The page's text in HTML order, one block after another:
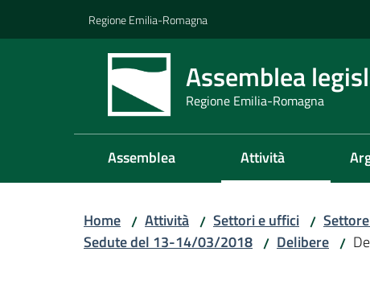
Regione Emilia-Romagna
Assemblea
Regione Emilia-Romagna
Assemblea Attività
Home / Attività / Settori e uffici /
Sedute del 13-14/03/2018 / Delibere /